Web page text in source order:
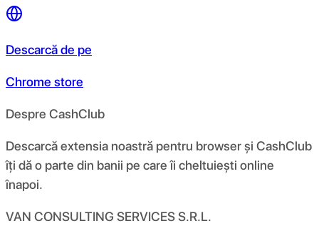
Descarcă de pe
Chrome store
Despre CashClub
Descarcă extensia noastră pentru browser și CashClub
îți dă o parte din banii pe care îi cheltuiești online
înapoi.
VAN CONSULTING SERVICES S.R.L.